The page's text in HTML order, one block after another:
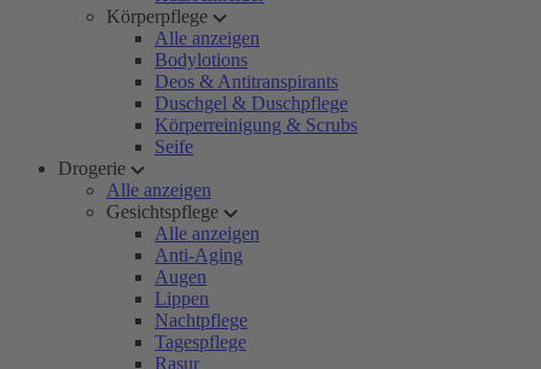
Körperpflege
Alle anzeigen
Bodylotions
Deos & Antitranspirants
Duschgel & Duschpflege
Körperreinigung & Scrubs
Seife
Drogerie
Alle anzeigen
Gesichtspflege
Alle anzeigen
Anti-Aging
Augen
Lippen
Nachtpflege
Tagespflege
Rasur